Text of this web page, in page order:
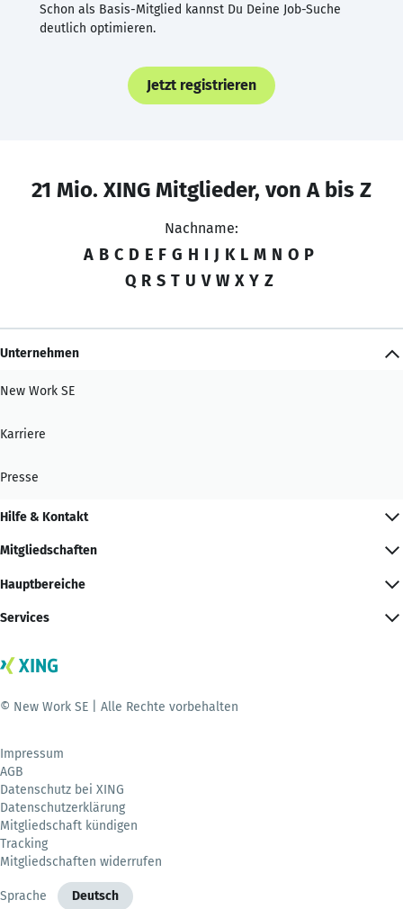
Schon als Basis-Mitglied kannst Du Deine Job-Suche
deutlich optimieren.
Jetzt registrieren
21 Mio. XING Mitglieder, von A bis Z
Nachname:
A B C D E F G H I J K L M N O P
Q R S T U V W X Y Z
Unternehmen
New Work SE
Karriere
Presse
Hilfe & Kontakt
Mitgliedschaften
Hauptbereiche
Services
© New Work SE | Alle Rechte vorbehalten
Impressum
AGB
Datenschutz bei XING
Datenschutzerklärung
Mitgliedschaft kündigen
Tracking
Mitgliedschaften widerrufen
Sprache Deutsch